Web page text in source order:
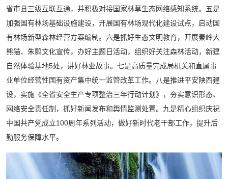
省市县三级互联互通，并积极对接国家林草生态网络感知系统。五是
加强国有林场基础设施建设，开展国有林场现代化建设试点，启动国
有林场新型森林经营方案编制。六是抓好生态文明教育，开展秦岭大
熊猫、朱鹮文化宣传，办好主题日活动，组织好关注森林活动，新建
自然体验基地5处，讲好林业故事。七是高质量完成局机关和直属事
业单位经营性国有资产集中统一监管改革工作。八是推进平安陕西建
设，实施《全省安全生产专项整治三年行动计划》，夯实意识形态、
网络安全责任制，抓好新闻发布和舆情监测处置。九是精心组织庆祝
中国共产党成立100周年系列活动，做好新时代老干部工作，提升后
勤服务保障水平。